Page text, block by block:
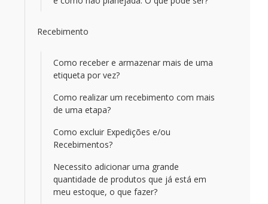
Recebimento
Como receber e armazenar mais de uma
etiqueta por vez?
Como realizar um recebimento com mais
de uma etapa?
Como excluir Expedições e/ou
Recebimentos?
Necessito adicionar uma grande
quantidade de produtos que já está em
meu estoque, o que fazer?